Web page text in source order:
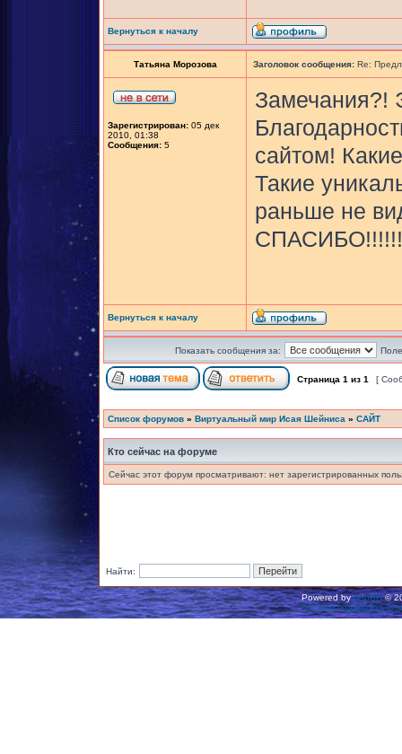
Вернуться к началу
Татьяна Морозова Заголовок сообщения: Re:
Зарегистрирован: 05 дек
2010, 01:38
Сообщения: 5
Замечания?!
сайтом!
Такие
раньше не
Вернуться к началу
Показать сообщения за:
Страница 1 из 1 [
Список форумов » Виртуальный мир Исая Шейниса » САЙТ
Кто сейчас на форуме
Сейчас этот форум просматривают: нет зарегистрированных
Найти:
Powered byphpBB©
Русская поддержка